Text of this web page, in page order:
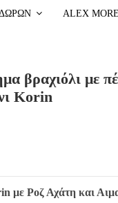
ALEX MORE
βραχιόλι με
Korin
με Ροζ Αχάτη και